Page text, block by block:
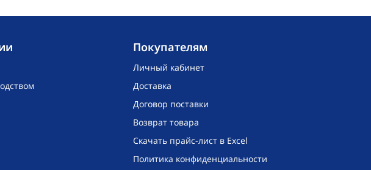
Покупателям
Личный кабинет
Доставка
Договор поставки
Возврат товара
Скачать прайс-лист в Excel
Политика конфиденциальности